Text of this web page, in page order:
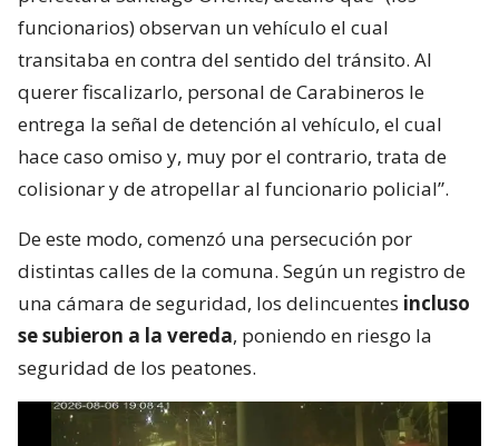
funcionarios) observan un vehículo el cual
transitaba en contra del sentido del tránsito. Al
querer fiscalizarlo, personal de Carabineros le
entrega la señal de detención al vehículo, el cual
hace caso omiso y, muy por el contrario, trata de
colisionar y de atropellar al funcionario policial”.
De este modo, comenzó una persecución por
distintas calles de la comuna. Según un registro de
una cámara de seguridad, los delincuentes incluso
se subieron a la vereda, poniendo en riesgo la
seguridad de los peatones.